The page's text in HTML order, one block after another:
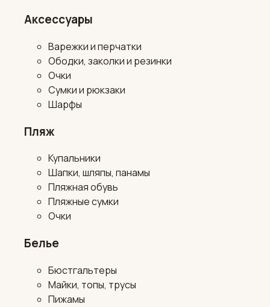
Аксессуары
Варежки и перчатки
Ободки, заколки и резинки
Очки
Сумки и рюкзаки
Шарфы
Пляж
Купальники
Шапки, шляпы, панамы
Пляжная обувь
Пляжные сумки
Очки
Белье
Бюстгальтеры
Майки, топы, трусы
Пижамы